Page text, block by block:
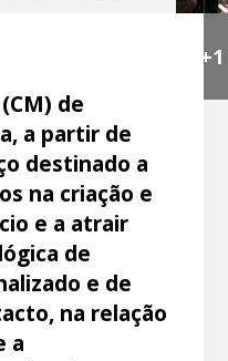
+1
de
a partir de
destinado a
na criação e
e a atrair
de
e de
na relação
a